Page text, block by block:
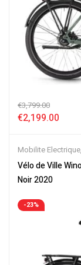
€3,799.00
€2,199.00
Mobilite Electrique,
ville, Velos
Vélo de Ville
Noir 2020
-23%